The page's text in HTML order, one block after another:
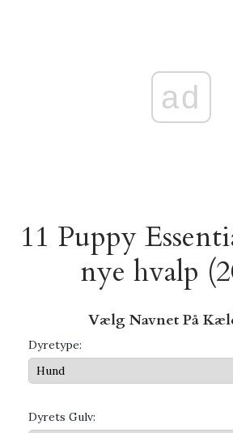
ad
11 Puppy
nye hvalp
Vælg Navnet På
Dyretype:
Dyrets Gulv: